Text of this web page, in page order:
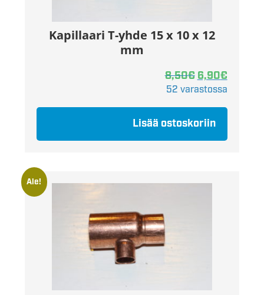
Kapillaari T-yhde 15 x 10 x 12
mm
8,50€6,90€
52 varastossa
Lisää ostoskoriin
Ale!